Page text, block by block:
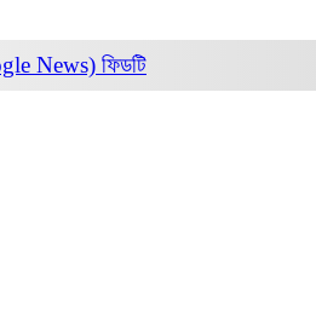
News) ফিডটি